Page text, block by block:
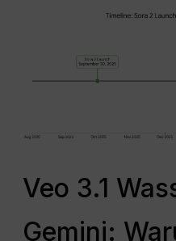
Veo 3.1
Gemini: